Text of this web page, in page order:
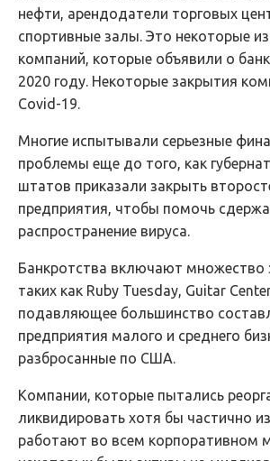
нефти, арендодатели торговых
спортивные залы. Это некоторые
компаний, которые объявили о
2020 году. Некоторые закрытия
Covid-19.
Многие испытывали серьезные
проблемы еще до того, как
штатов приказали закрыть
предприятия, чтобы помочь
распространение вируса.
Банкротства включают множество
таких как Ruby Tuesday, Guitar
подавляющее большинство
предприятия малого и среднего
разбросанные по США.
Компании, которые пытались
ликвидировать хотя бы частично
работают во всем корпоративном